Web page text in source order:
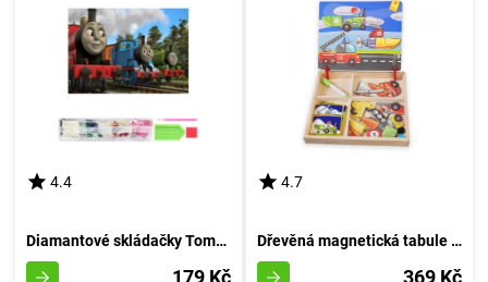
4.4
Diamantové skládačky Tomáše a kamarádů
179 Kč
4.7
Dřevěná magnetická tabule exkluzivní - přepravní prostředky
369 Kč